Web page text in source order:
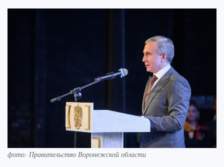
фото: Правительство Воронежской области